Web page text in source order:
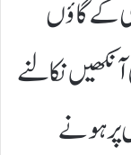
کے گاؤں
نکالنے
پر ہونے